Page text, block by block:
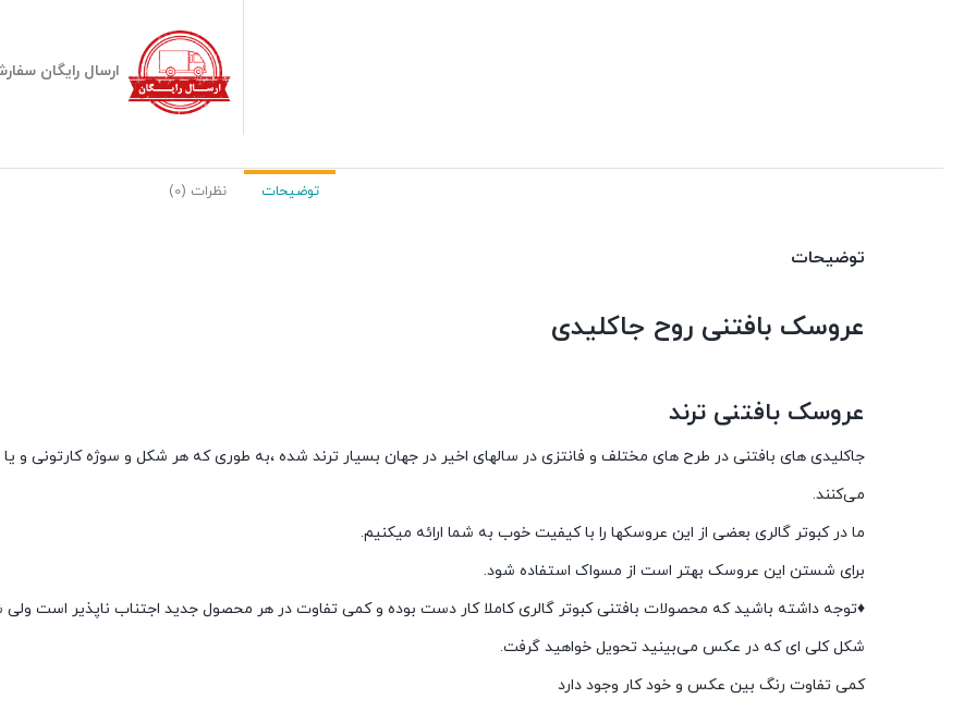
ارسال رایگان سفارشات
توضیحات نظرات (0)
توضیحات
عروسک بافتنی روح جاکلیدی
عروسک بافتنی ترند
جاکلیدی های بافتنی در طرح های مختلف و فانتزی در سالهای اخیر در جهان بسیار ترند شده ،به طوری که هر شکل و سوژه کارتونی و
می‌کنند.
ما در کبوتر گالری بعضی از این عروسکها را با کیفیت خوب به شما ارائه میکنیم.
برای شستن این عروسک بهتر است از مسواک استفاده شود.
♦️توجه داشته باشید که محصولات بافتنی کبوتر گالری کاملا کار دست بوده و کمی تفاوت در هر محصول جدید اجتناب ناپذیر است
شکل کلی ای که در عکس می‌بینید تحویل خواهید گرفت.
کمی تفاوت رنگ بین عکس و خود کار وجود دارد